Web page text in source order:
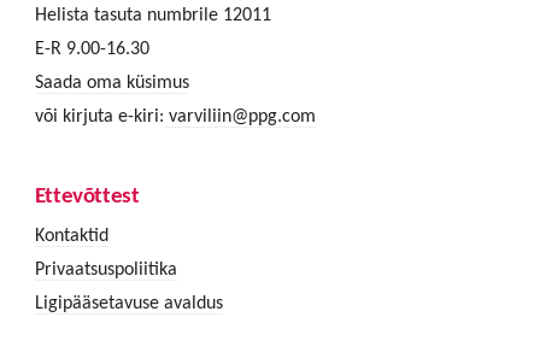
Helista tasuta numbrile 12011
E-R 9.00-16.30
Saada oma küsimus
või kirjuta e-kiri: varviliin@ppg.com
Ettevõttest
Kontaktid
Privaatsuspoliitika
Ligipääsetavuse avaldus